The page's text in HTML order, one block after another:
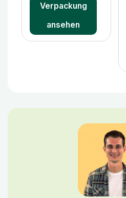
Verpackung
ansehen